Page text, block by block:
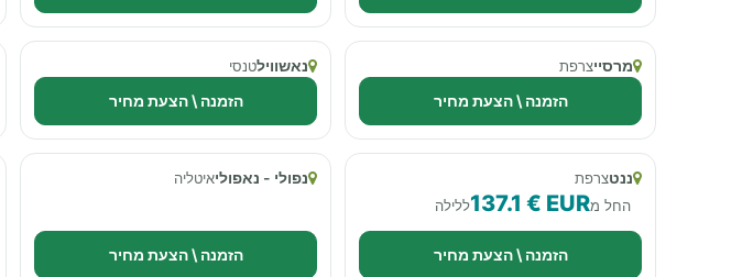
מרסייצרפת
הזמנה \ הצעת מחיר
נאשווילטנסי
הזמנה \ הצעת מחיר
ננטצרפת
החל מ137.1 € EURללילה
הזמנה \ הצעת מחיר
נפולי - נאפוליאיטליה
הזמנה \ הצעת מחיר